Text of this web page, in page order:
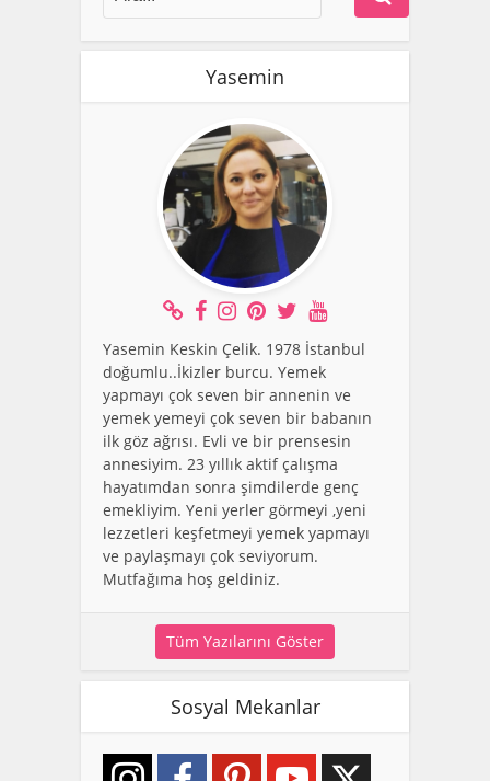
Yasemin
Yasemin Keskin Çelik. 1978 İstanbul
doğumlu..İkizler burcu. Yemek
yapmayı çok seven bir annenin ve
yemek yemeyi çok seven bir babanın
ilk göz ağrısı. Evli ve bir prensesin
annesiyim. 23 yıllık aktif çalışma
hayatımdan sonra şimdilerde genç
emekliyim. Yeni yerler görmeyi ,yeni
lezzetleri keşfetmeyi yemek yapmayı
ve paylaşmayı çok seviyorum.
Mutfağıma hoş geldiniz.
Tüm Yazılarını Göster
Sosyal Mekanlar